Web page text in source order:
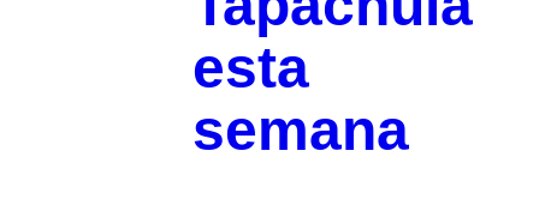
esta
semana